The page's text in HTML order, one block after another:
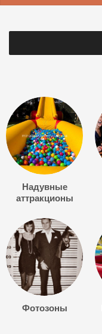
Надувные
аттракционы
Фотозоны